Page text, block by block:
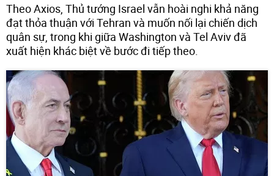
Theo Axios, Thủ tướng Israel vẫn hoài nghi khả năng
đạt thỏa thuận với Tehran và muốn nối lại chiến dịch
quân sự, trong khi giữa Washington và Tel Aviv đã
xuất hiện khác biệt về bước đi tiếp theo.